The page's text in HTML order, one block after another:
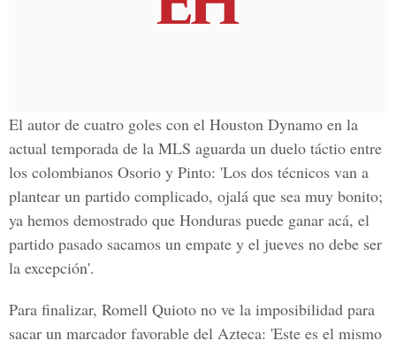
El autor de cuatro goles con el Houston Dynamo en la
actual temporada de la MLS aguarda un duelo táctio entre
los colombianos Osorio y Pinto: 'Los dos técnicos van a
plantear un partido complicado, ojalá que sea muy bonito;
ya hemos demostrado que Honduras puede ganar acá, el
partido pasado sacamos un empate y el jueves no debe ser
la excepción'.
Para finalizar, Romell Quioto no ve la imposibilidad para
sacar un marcador favorable del Azteca: 'Este es el mismo